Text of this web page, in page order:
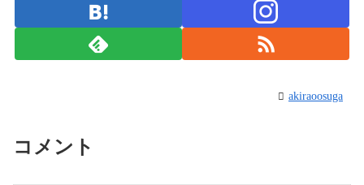
akiraoosuga
コメント